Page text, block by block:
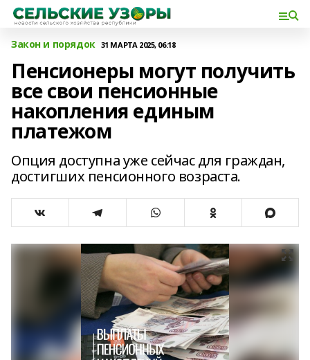
Закон и порядок 31 МАРТА 2025, 06:18
Пенсионеры могут получить
все свои пенсионные
накопления единым
платежом
Опция доступна уже сейчас для граждан,
достигших пенсионного возраста.